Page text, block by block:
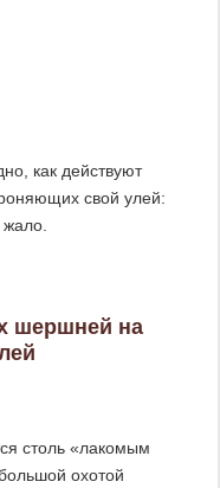
как действуют
свой улей:
жало.
шершней на
столь «лакомым
охотой